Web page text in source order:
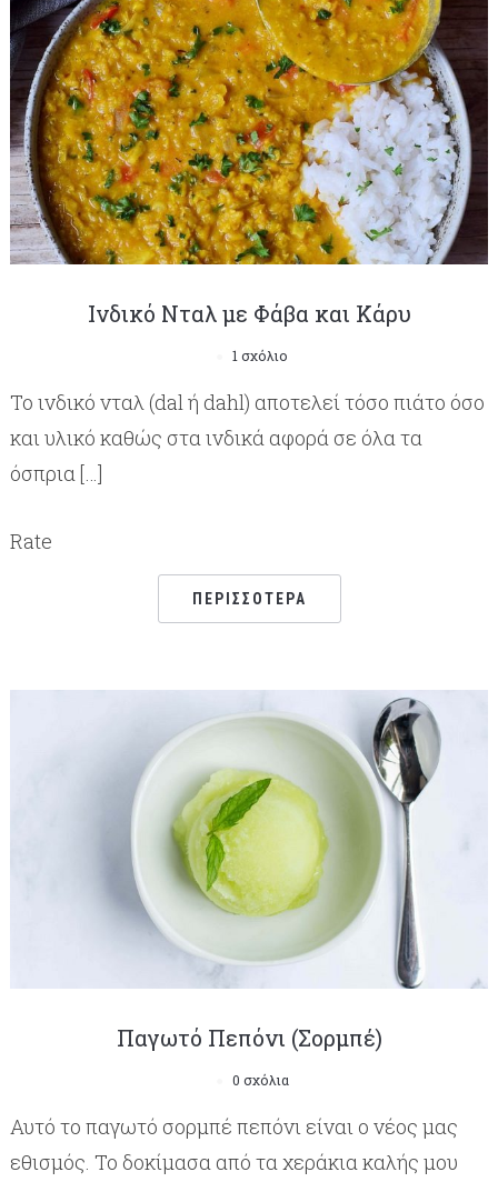
Ινδικό Νταλ με Φάβα και Κάρυ
1 σχόλιο
Το ινδικό νταλ (dal ή dahl) αποτελεί τόσο πιάτο όσο
και υλικό καθώς στα ινδικά αφορά σε όλα τα
όσπρια […]
Rate
ΠΕΡΙΣΣΌΤΕΡΑ
Παγωτό Πεπόνι (Σορμπέ)
0 σχόλια
Αυτό το παγωτό σορμπέ πεπόνι είναι ο νέος μας
εθισμός. Το δοκίμασα από τα χεράκια καλής μου